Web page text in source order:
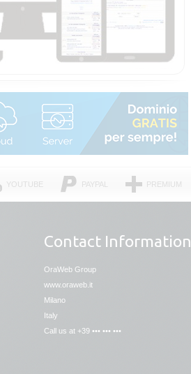
YOUTUBE PAYPAL PREMIUM
Contact Information
OraWeb Group
www.oraweb.it
Milano
Italy
Call us at +39 ••• ••• •••